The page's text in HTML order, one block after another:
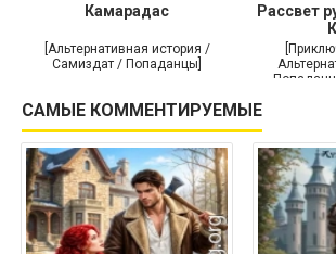
Камарадас
[Альтернативная история /
Самиздат / Попаданцы]
Рассвет
САМЫЕ КОММЕНТИРУЕМЫЕ